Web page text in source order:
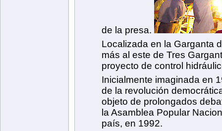
de la presa.
Localizada en la Garganta
más al este de Tres
proyecto de control
Inicialmente imaginada en
de la revolución
objeto de prolongados
la Asamblea Popular
país, en 1992.